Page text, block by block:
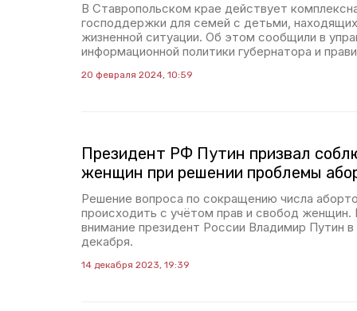
В Ставропольском крае действует
господдержки для семей с детьми,
жизненной ситуации. Об этом сообщили в
информационной политики губернатора и
20 февраля 2024, 10:59
Президент РФ Путин призвал
женщин при решении проблемы
Решение вопроса по сокращению числа
происходить с учётом прав и свобод женщин.
внимание президент России Владимир Путин в
декабря.
14 декабря 2023, 19:39